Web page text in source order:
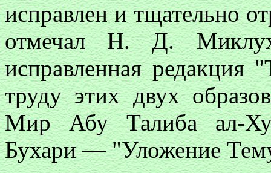
исправлен и тщательно
отмечал Н. Д.
исправленная
труду этих двух
Мир Абу Талиба ал-
Бухари — "Уложение